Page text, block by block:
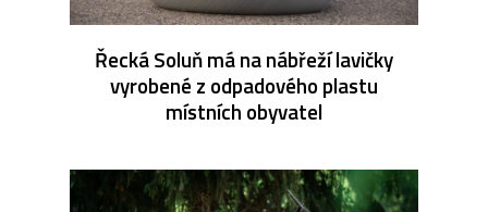
Řecká Soluň má na nábřeží lavičky
vyrobené z odpadového plastu
místních obyvatel